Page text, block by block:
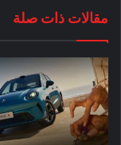
مقالات ذات صلة